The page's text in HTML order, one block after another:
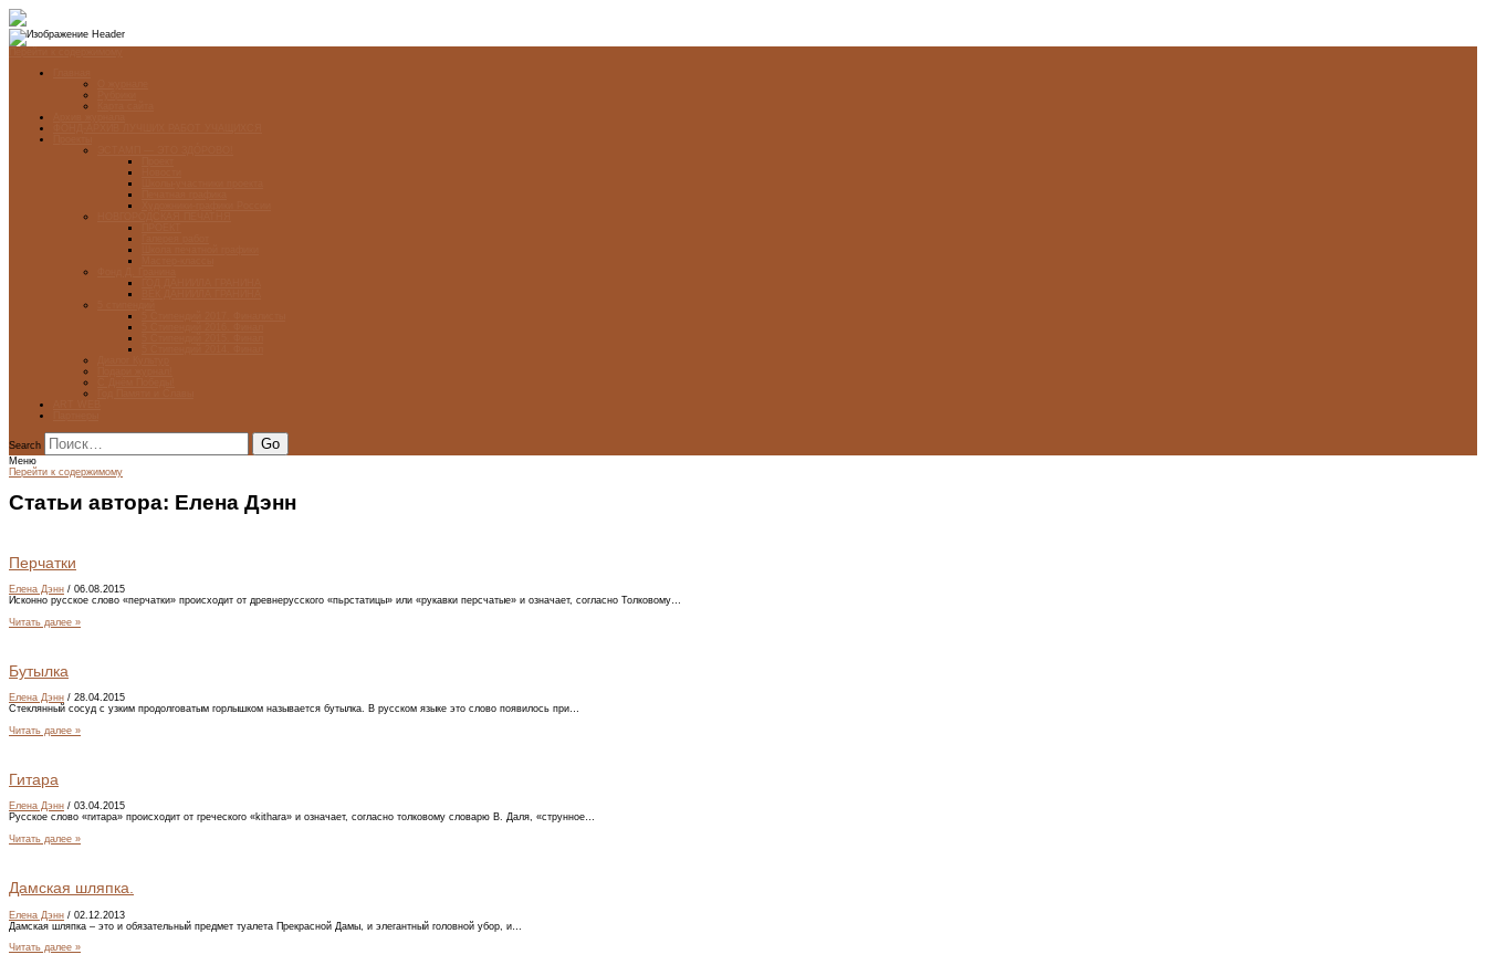
Search
Меню
Перейти к содержимому
Статьи автора: Елена Дэнн
Перчатки
Елена Дэнн / 06.08.2015
Исконно русское слово «перчатки» происходит от древнерусского «пьрстатицы» или «рукавки персчатые» и означает, согласно Толковому…
Читать далее »
Бутылка
Елена Дэнн / 28.04.2015
Стеклянный сосуд с узким продолговатым горлышком называется бутылка. В русском языке это слово появилось при…
Читать далее »
Гитара
Елена Дэнн / 03.04.2015
Русское слово «гитара» происходит от греческого «kithara» и означает, согласно толковому словарю В. Даля, «струнное…
Читать далее »
Дамская шляпка.
Елена Дэнн / 02.12.2013
Дамская шляпка – это и обязательный предмет туалета Прекрасной Дамы, и элегантный головной убор, и…
Читать далее »